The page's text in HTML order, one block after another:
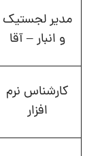
مدیر لجستیک
و انبار – آقا
کارشناس نرم
افزار